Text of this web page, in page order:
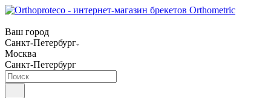
Ваш город
Санкт-Петербург
Москва
Санкт-Петербург